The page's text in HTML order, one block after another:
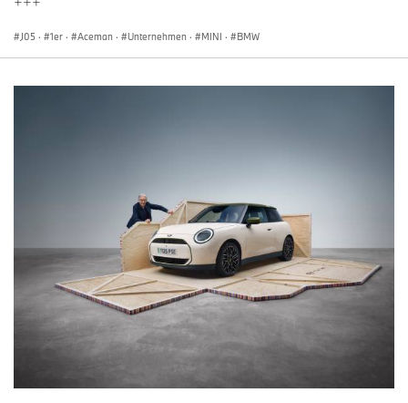
J05 · 1er · Aceman · Unternehmen · MINI · BMW